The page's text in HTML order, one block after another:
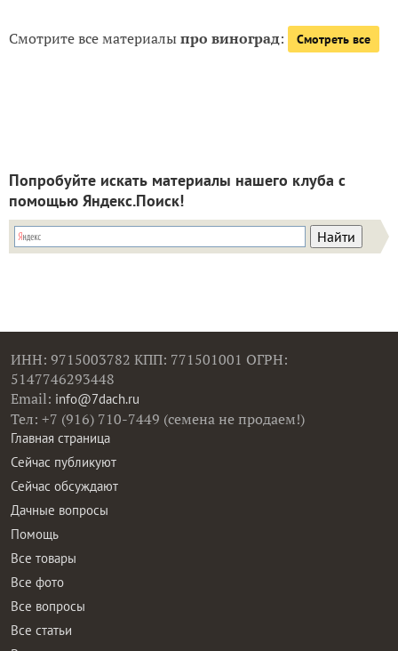
Смотрите все материалыпро виноград: Смотреть все
Попробуйте искать материалы нашего клуба с
помощью Яндекс.Поиск!
ИНН: 9715003782 КПП: 771501001 ОГРН:
5147746293448
Email: info@7dach.ru
Тел: +7 (916) 710-7449 (семена не продаем!)
Главная страница
Сейчас публикуют
Сейчас обсуждают
Дачные вопросы
Помощь
Все товары
Все фото
Все вопросы
Все статьи